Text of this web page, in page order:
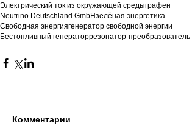
Электрический ток из окружающей средыграфен
Neutrino Deutschland GmbHзелёная энергетика
Свободная энергиягенератор свободной энергии
Бестопливный генераторрезонатор-преобразователь
Комментарии